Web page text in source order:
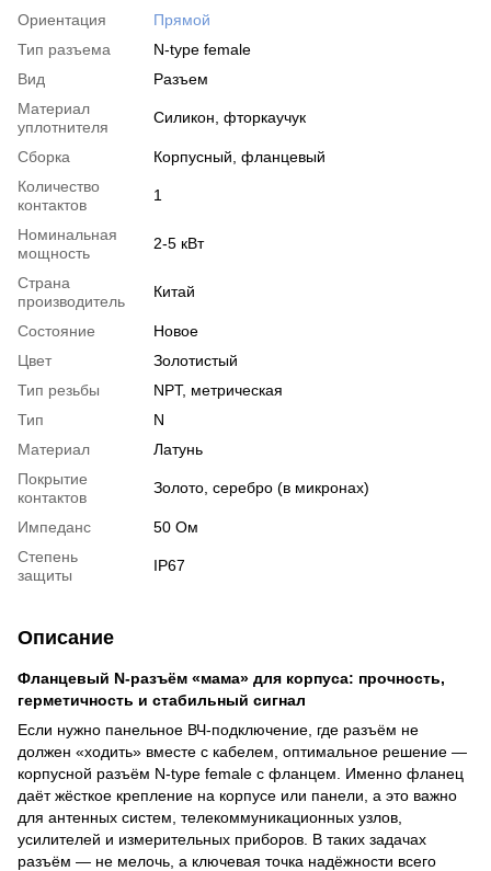
Ориентация
Прямой
Тип разъема
N-type female
Вид
Разъем
Материал
уплотнителя
Силикон, фторкаучук
Сборка
Корпусный, фланцевый
Количество
контактов
1
Номинальная
мощность
2-5 кВт
Страна
производитель
Китай
Состояние
Новое
Цвет
Золотистый
Тип резьбы
NPT, метрическая
Тип
N
Материал
Латунь
Покрытие
контактов
Золото, серебро (в микронах)
Импеданс
50 Ом
Степень
защиты
IP67
Описание
Фланцевый N-разъём «мама» для корпуса: прочность,
герметичность и стабильный сигнал
Если нужно панельное ВЧ-подключение, где разъём не
должен «ходить» вместе с кабелем, оптимальное решение —
корпусной разъём N-type female с фланцем. Именно фланец
даёт жёсткое крепление на корпусе или панели, а это важно
для антенных систем, телекоммуникационных узлов,
усилителей и измерительных приборов. В таких задачах
разъём — не мелочь, а ключевая точка надёжности всего